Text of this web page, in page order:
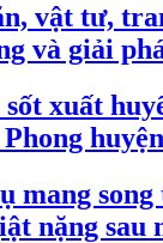
vật tư,
và giải
xuất
mang
nặng sau